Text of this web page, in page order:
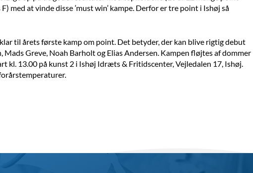
med at vinde disse ’must win’ kampe. Derfor er tre point i Ishøj så
til årets første kamp om point. Det betyder, der kan blive rigtig debut
Mads Greve, Noah Barholt og Elias Andersen. Kampen fløjtes af dommer
kl. 13.00 på kunst 2 i Ishøj Idræts & Fritidscenter, Vejledalen 17, Ishøj.